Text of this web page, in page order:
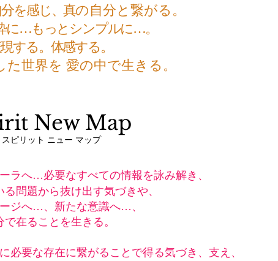
を感じ、真の自分と繋がる。
に…もっとシンプルに…。
する。体感する。
た世界を 愛の中で生きる。
スピリット ニュー マップ
New ​Map
ラへ…必要なすべての情報を詠み解き、
問題から抜け出す気づきや、
ジへ…、新たな意識へ…、
で在ることを生きる。
必要な存在に繋がることで得る気づき、支え、